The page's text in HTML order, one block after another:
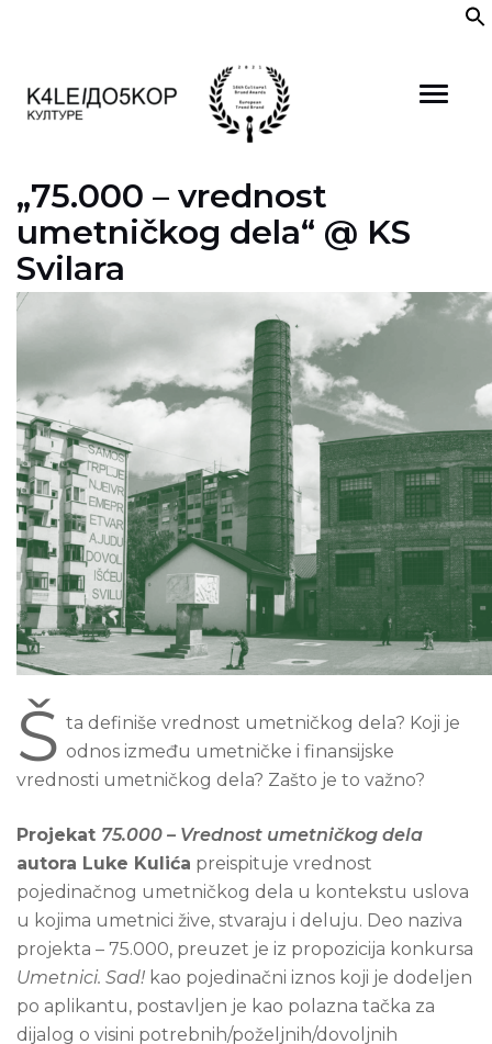
„75.000 – vrednost
umetničkog dela“ @ KS
Svilara
Š ta definiše vrednost umetničkog dela? Koji je
odnos između umetničke i finansijske
vrednosti umetničkog dela? Zašto je to važno?
Projekat 75.000 – Vrednost umetničkog dela
autora Luke Kulića preispituje vrednost
pojedinačnog umetničkog dela u kontekstu uslova
u kojima umetnici žive, stvaraju i deluju. Deo naziva
projekta – 75.000, preuzet je iz propozicija konkursa
Umetnici. Sad! kao pojedinačni iznos koji je dodeljen
po aplikantu, postavljen je kao polazna tačka za
dijalog o visini potrebnih/poželjnih/dovoljnih